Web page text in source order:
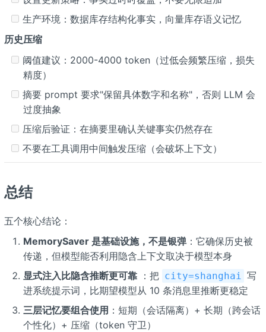
生产环境：数据库存结构化事实，向量库存语义记忆
历史压缩
阈值建议：2000-4000 token（过低会频繁压缩，损失
精度）
摘要 prompt 要求"保留具体数字和名称"，否则 LLM 会
过度抽象
压缩后验证：在摘要里确认关键事实仍然存在
不要在工具调用中间触发压缩（会破坏上下文）
总结
五个核心结论：
MemorySaver 是基础设施，不是银弹：它确保历史被
传递，但模型能否利用隐含上下文取决于模型本身
显式注入比隐含推断更可靠：把 city=shanghai 写
进系统提示词，比期望模型从 10 条消息里推断更稳定
三层记忆要组合使用 ：短期（会话隔离）+ 长期（跨会话
个性化）+ 压缩（token 守卫）